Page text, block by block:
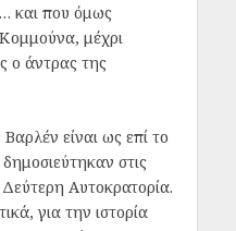
και που όμως
μέχρι
ο άντρας της
είναι ως επί το
στις
Αυτοκρατορία.
για την ιστορία